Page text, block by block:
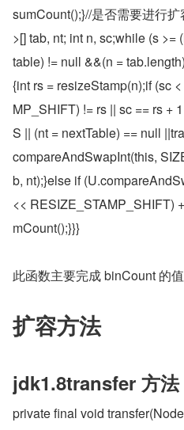
sumCount();}//是否需要进行
>[] tab, nt; int n, sc;while (s
table) != null &&(n =
{int rs = resizeStamp(n);if (sc
MP_SHIFT) != rs || sc == rs +
S || (nt = nextTable) == null
compareAndSwapInt(this,
b, nt);}else if
<< RESIZE_STAMP_SHIFT)
mCount();}}}
此函数主要完成 binCount 的值
扩容方法
jdk1.8transfer 方法
private final void